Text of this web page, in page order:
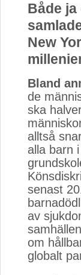
Både ja
New
Bland
de
ska
alltså
alla barn
senast
av
om
globalt